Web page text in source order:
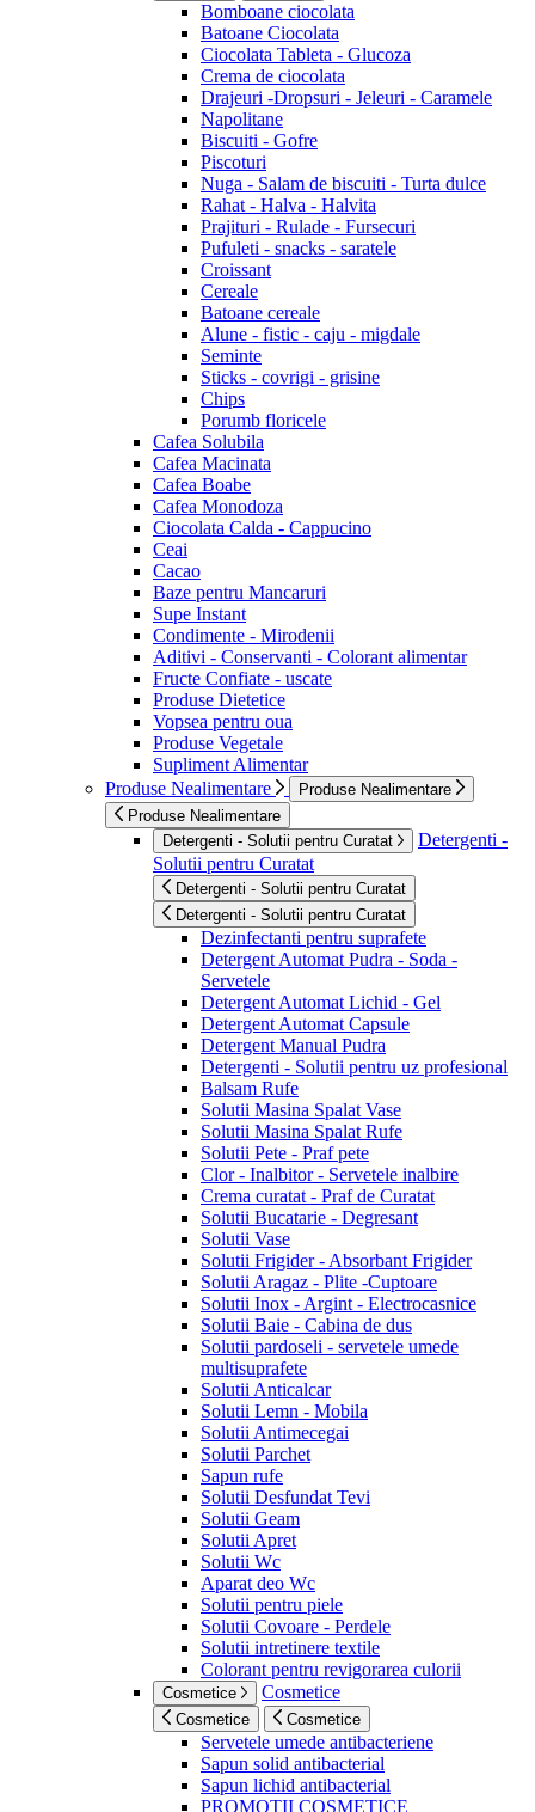
Bomboane ciocolata
Batoane Ciocolata
Ciocolata Tableta - Glucoza
Crema de ciocolata
Drajeuri -Dropsuri - Jeleuri - Caramele
Napolitane
Biscuiti - Gofre
Piscoturi
Nuga - Salam de biscuiti - Turta dulce
Rahat - Halva - Halvita
Prajituri - Rulade - Fursecuri
Pufuleti - snacks - saratele
Croissant
Cereale
Batoane cereale
Alune - fistic - caju - migdale
Seminte
Sticks - covrigi - grisine
Chips
Porumb floricele
Cafea Solubila
Cafea Macinata
Cafea Boabe
Cafea Monodoza
Ciocolata Calda - Cappucino
Ceai
Cacao
Baze pentru Mancaruri
Supe Instant
Condimente - Mirodenii
Aditivi - Conservanti - Colorant alimentar
Fructe Confiate - uscate
Produse Dietetice
Vopsea pentru oua
Produse Vegetale
Supliment Alimentar
Produse Nealimentare
Produse Nealimentare
Produse Nealimentare
Detergenti - Solutii pentru Curatat
Detergenti -
Solutii pentru Curatat
Detergenti - Solutii pentru Curatat
Detergenti - Solutii pentru Curatat
Dezinfectanti pentru suprafete
Detergent Automat Pudra - Soda -
Servetele
Detergent Automat Lichid - Gel
Detergent Automat Capsule
Detergent Manual Pudra
Detergenti - Solutii pentru uz profesional
Balsam Rufe
Solutii Masina Spalat Vase
Solutii Masina Spalat Rufe
Solutii Pete - Praf pete
Clor - Inalbitor - Servetele inalbire
Crema curatat - Praf de Curatat
Solutii Bucatarie - Degresant
Solutii Vase
Solutii Frigider - Absorbant Frigider
Solutii Aragaz - Plite -Cuptoare
Solutii Inox - Argint - Electrocasnice
Solutii Baie - Cabina de dus
Solutii pardoseli - servetele umede
multisuprafete
Solutii Anticalcar
Solutii Lemn - Mobila
Solutii Antimecegai
Solutii Parchet
Sapun rufe
Solutii Desfundat Tevi
Solutii Geam
Solutii Apret
Solutii Wc
Aparat deo Wc
Solutii pentru piele
Solutii Covoare - Perdele
Solutii intretinere textile
Colorant pentru revigorarea culorii
Cosmetice Cosmetice
Cosmetice Cosmetice
Servetele umede antibacteriene
Sapun solid antibacterial
Sapun lichid antibacterial
PROMOTII COSMETICE